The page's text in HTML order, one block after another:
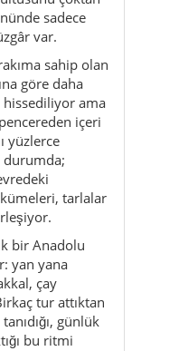
sadece
var.
sahip olan
göre daha
hissediliyor ama
içeri
yüzlerce
durumda;
tarlalar
bir Anadolu
yan yana
çay
tur attıktan
günlük
bu ritmi